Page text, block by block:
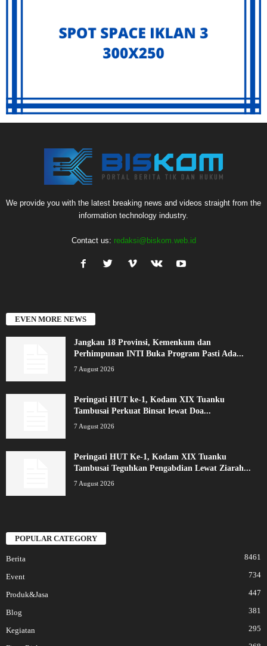
We provide you with the latest breaking news and videos straight from the
information technology industry.
Contact us: redaksi@biskom.web.id
EVEN MORE NEWS
Jangkau 18 Provinsi, Kemenkum dan
Perhimpunan INTI Buka Program Pasti Ada...
7 August 2026
Peringati HUT ke-1, Kodam XIX Tuanku
Tambusai Perkuat Binsat lewat Doa...
7 August 2026
Peringati HUT Ke-1, Kodam XIX Tuanku
Tambusai Teguhkan Pengabdian Lewat Ziarah...
7 August 2026
POPULAR CATEGORY
Berita 8461
Event 734
Produk&Jasa 447
Blog 381
Kegiatan 295